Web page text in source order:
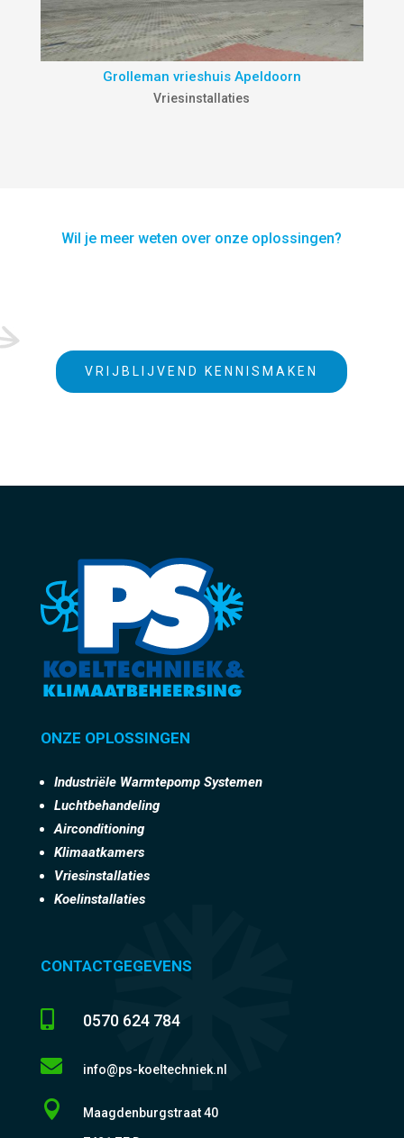
Grolleman vrieshuis Apeldoorn
Vriesinstallaties
Wil je meer weten over onze oplossingen?
VRIJBLIJVEND KENNISMAKEN
ONZE OPLOSSINGEN
Industriële Warmtepomp Systemen
Luchtbehandeling
Airconditioning
Klimaatkamers
Vriesinstallaties
Koelinstallaties
CONTACTGEGEVENS
0570 624 784
 info@ps-koeltechniek.nl
 Maagdenburgstraat 40